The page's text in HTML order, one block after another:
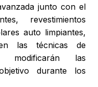
junto con el
revestimientos
auto limpiantes,
las técnicas de
modificarán las
durante los